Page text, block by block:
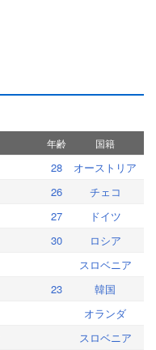
年齢 国籍
28
オーストリア
26
チェコ
27
ドイツ
30
ロシア
スロベニア
23
韓国
オランダ
スロベニア